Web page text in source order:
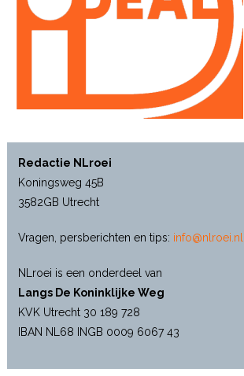
Redactie NLroei
Koningsweg 45B
3582GB Utrecht
Vragen, persberichten en tips: info@nlroei.nl
NLroei is een onderdeel van
Langs De Koninklijke Weg
KVK Utrecht 30 189 728
IBAN NL68 INGB 0009 6067 43